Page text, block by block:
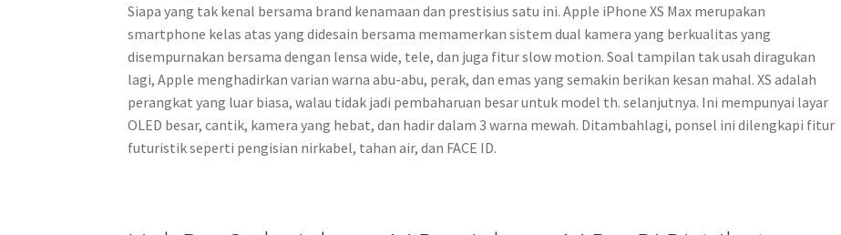
Siapa yang tak kenal bersama brand kenamaan dan prestisius satu ini. Apple iPhone XS Max merupakan
smartphone kelas atas yang didesain bersama memamerkan sistem dual kamera yang berkualitas yang
disempurnakan bersama dengan lensa wide, tele, dan juga fitur slow motion. Soal tampilan tak usah diragukan
lagi, Apple menghadirkan varian warna abu-abu, perak, dan emas yang semakin berikan kesan mahal. XS adalah
perangkat yang luar biasa, walau tidak jadi pembaharuan besar untuk model th. selanjutnya. Ini mempunyai layar
OLED besar, cantik, kamera yang hebat, dan hadir dalam 3 warna mewah. Ditambahlagi, ponsel ini dilengkapi fitur
futuristik seperti pengisian nirkabel, tahan air, dan FACE ID.